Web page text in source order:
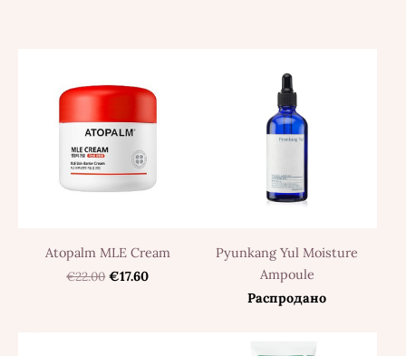
Atopalm MLE Cream
€22.00 €17.60
Pyunkang Yul Moisture
Ampoule
Распродано